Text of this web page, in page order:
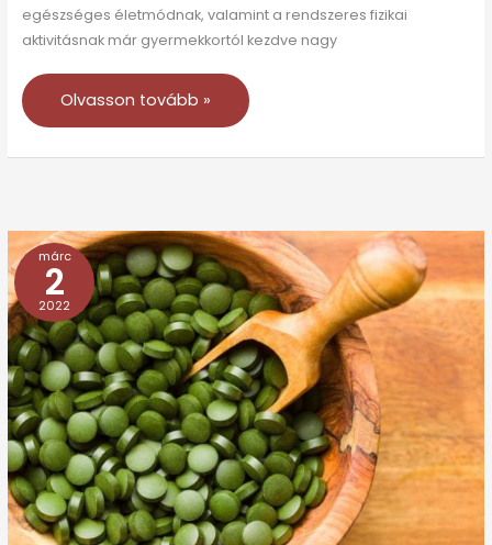
egészséges életmódnak, valamint a rendszeres fizikai
aktivitásnak már gyermekkortól kezdve nagy
Olvasson tovább »
márc
2
2022
A
csontritkulás
(oszteoporózis)
előjelei
és
veszélyei